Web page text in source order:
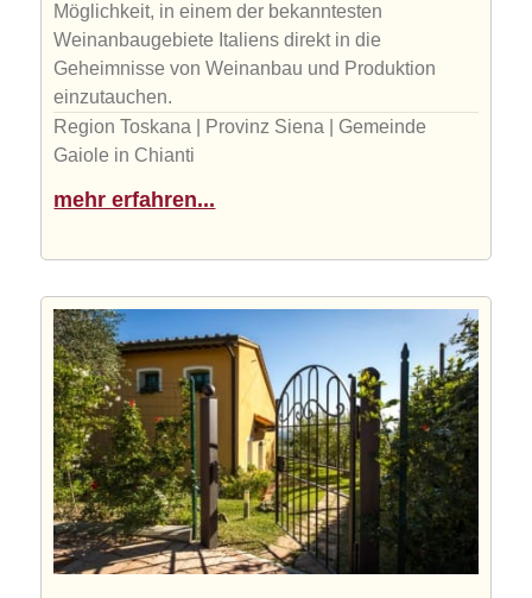
Möglichkeit, in einem der bekanntesten
Weinanbaugebiete Italiens direkt in die
Geheimnisse von Weinanbau und Produktion
einzutauchen.
Region Toskana | Provinz Siena | Gemeinde
Gaiole in Chianti
mehr erfahren...